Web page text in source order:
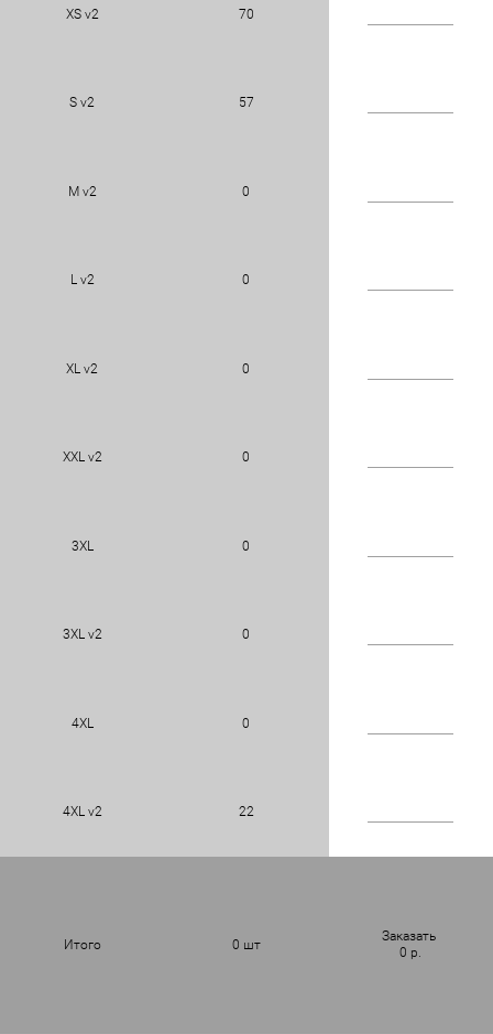
XS v2 70
S v2 57
M v2 0
L v2 0
XL v2 0
XXL v2 0
3XL 0
3XL v2 0
4XL 0
4XL v2 22
Итого 0 шт
Заказать
0 р.